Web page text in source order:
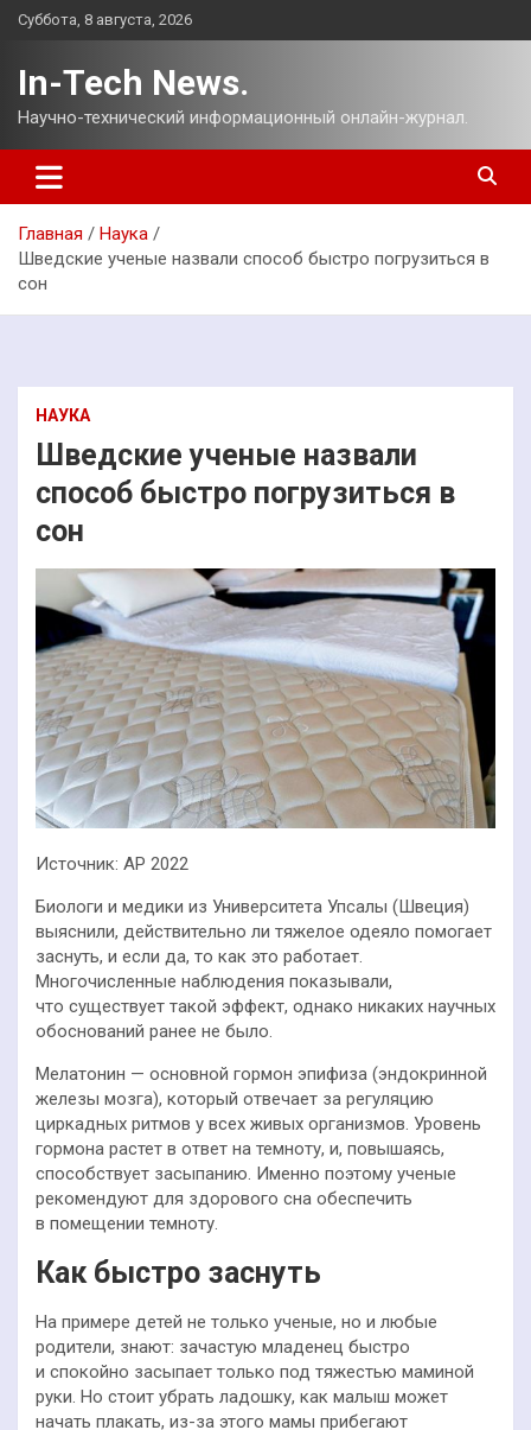
Перейти
Суббота, 8 августа, 2026
In-Tech News.
Научно-технический информационный онлайн-журнал.
Главная
Наука
Шведские ученые назвали способ быстро погрузиться в
сон
НАУКА
Шведские ученые назвали
способ быстро погрузиться в
сон
Источник: AP 2022
Биологи и медики из Университета Упсалы (Швеция)
выяснили, действительно ли тяжелое одеяло помогает
заснуть, и если да, то как это работает.
Многочисленные наблюдения показывали,
что существует такой эффект, однако никаких научных
обоснований ранее не было.
Мелатонин — основной гормон эпифиза (эндокринной
железы мозга), который отвечает за регуляцию
циркадных ритмов у всех живых организмов. Уровень
гормона растет в ответ на темноту, и, повышаясь,
способствует засыпанию. Именно поэтому ученые
рекомендуют для здорового сна обеспечить
в помещении темноту.
Как быстро заснуть
На примере детей не только ученые, но и любые
родители, знают: зачастую младенец быстро
и спокойно засыпает только под тяжестью маминой
руки. Но стоит убрать ладошку, как малыш может
начать плакать, из-за этого мамы прибегают